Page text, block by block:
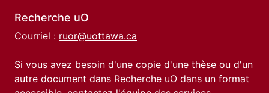
Recherche uO
Courriel : ruor@uottawa.ca
Si vous avez besoin d'une copie d'une thèse ou d'un
autre document dans Recherche uO dans un format